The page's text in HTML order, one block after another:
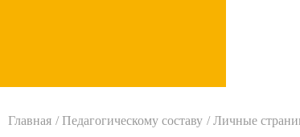
Главная Педагогическому составу Личные